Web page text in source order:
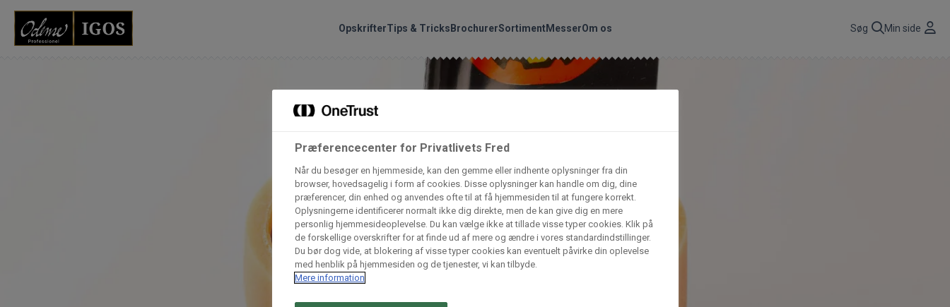
OpskrifterTips & TricksBrochurerSortimentMesserOm os Søg Min side
Søg
Grossister der forhandler vores produkter
Dagrofa Foodservice Fullhouse
INCO Cash & Carry L. C. Lauritzen A/S
Vaffelexpressen
Gem dine favoritter!
personlige samling af favoritopskrifter eller produkter.
Bliv medlem af Odense Marcipan's professionelle fællesskab og få
nem adgang til dine gemte opskrifter og produkter - når som helst,
hvor som helst.
Log ind Opret profil
Præferencecenter for Privatlivets Fred
Når du besøger en hjemmeside, kan den gemme eller indhente oplysninger fra din
browser, hovedsagelig i form af cookies. Disse oplysninger kan handle om dig, dine
præferencer, din enhed og anvendes ofte til at få hjemmesiden til at fungere korrekt.
Oplysningerne identificerer normalt ikke dig direkte, men de kan give dig en mere
personlig hjemmesideoplevelse. Du kan vælge ikke at tillade visse typer cookies. Klik på
de forskellige overskrifter for at finde ud af mere og ændre i vores standardindstillinger.
Du bør dog vide, at blokering af visse typer cookies kan eventuelt påvirke din oplevelse
med henblik på hjemmesiden og de tjenester, vi kan tilbyde.
Mere information